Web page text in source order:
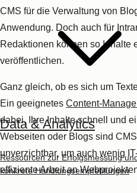
Data & Analytics
Ressourcen zur Erfolgsmessung
konkrete Handlungsempfehlungen
CMS für die Verwaltung von
Anwendung. Doch auch für
Redaktionen können so Inhalte
veröffentlichen.
Ganz gleich, ob es sich um
Ein geeignetes Content-
dabei, Ihre Inhalte schnell und
Webseiten oder Blogs sind
unverzichtbar, um auch wenig
effiziente Arbeit an